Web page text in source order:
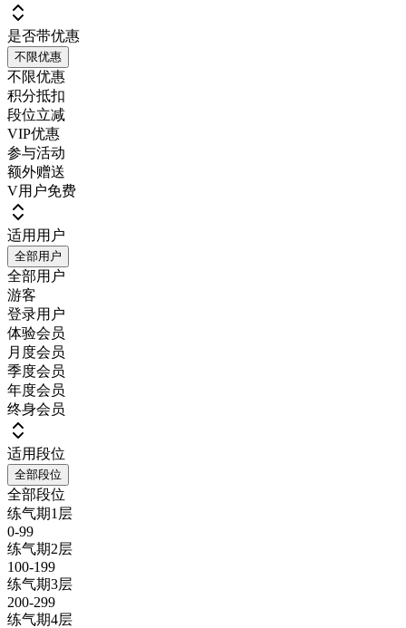
是否带优惠
不限优惠
不限优惠
积分抵扣
段位立减
VIP优惠
参与活动
额外赠送
V用户免费
适用用户
全部用户
全部用户
游客
登录用户
体验会员
月度会员
季度会员
年度会员
终身会员
适用段位
全部段位
全部段位
练气期1层
0-99
练气期2层
100-199
练气期3层
200-299
练气期4层